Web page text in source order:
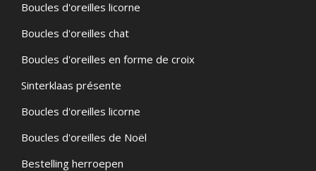
Boucles d'oreilles licorne
Boucles d'oreilles chat
Boucles d'oreilles en forme de croix
Sinterklaas présente
Boucles d'oreilles licorne
Boucles d'oreilles de Noël
Bestelling herroepen